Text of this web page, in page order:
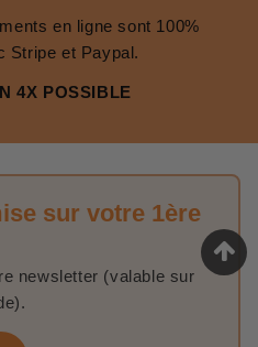
en ligne sont 100%
Stripe et Paypal.
4X POSSIBLE
sur votre 1ère
newsletter (valable sur